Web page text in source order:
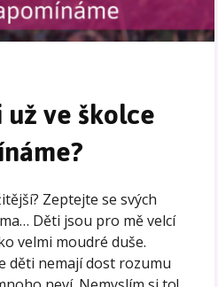
ve školce
Zeptejte se svých
Děti jsou pro mě velcí
velmi moudré duše.
děti nemají dost rozumu